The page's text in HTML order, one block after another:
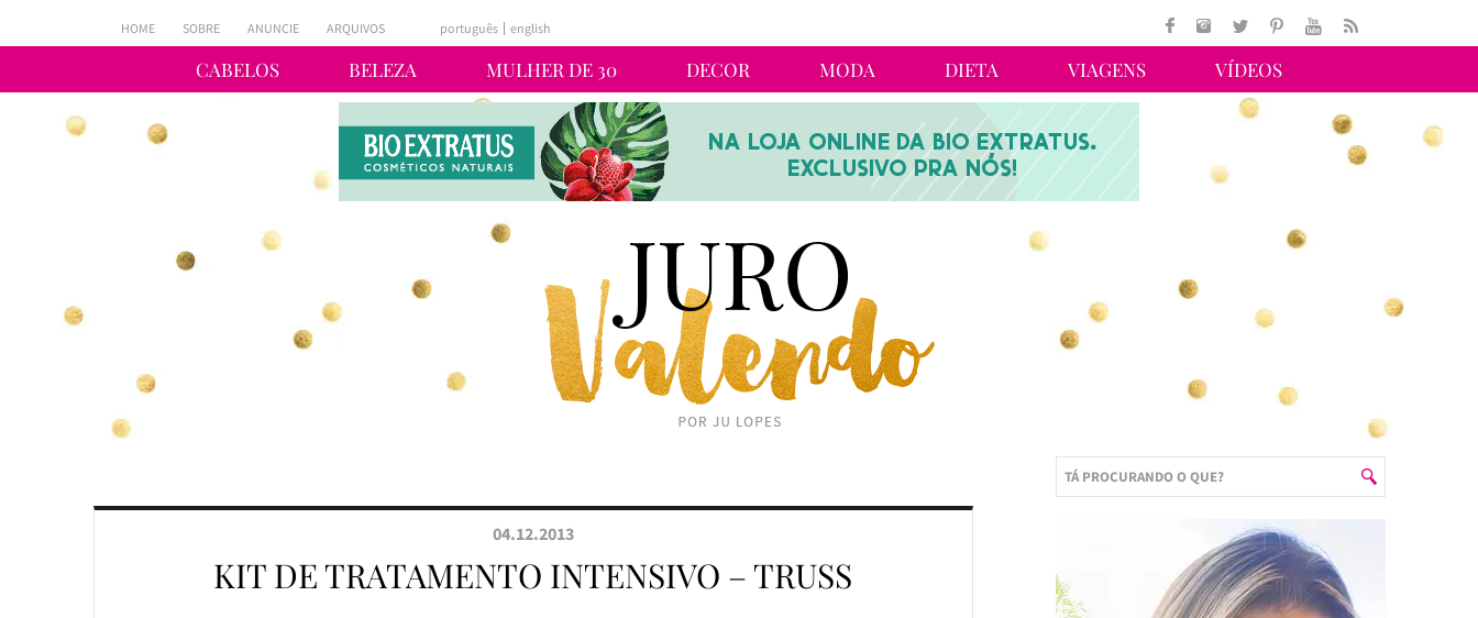
CABELOS BELEZA MULHER DE 30 DECOR MODA DIETA VIAGENS VÍDEOS
HOME SOBRE ANUNCIE ARQUIVOS português english
04.12.2013
KIT DE TRATAMENTO INTENSIVO – TRUSS